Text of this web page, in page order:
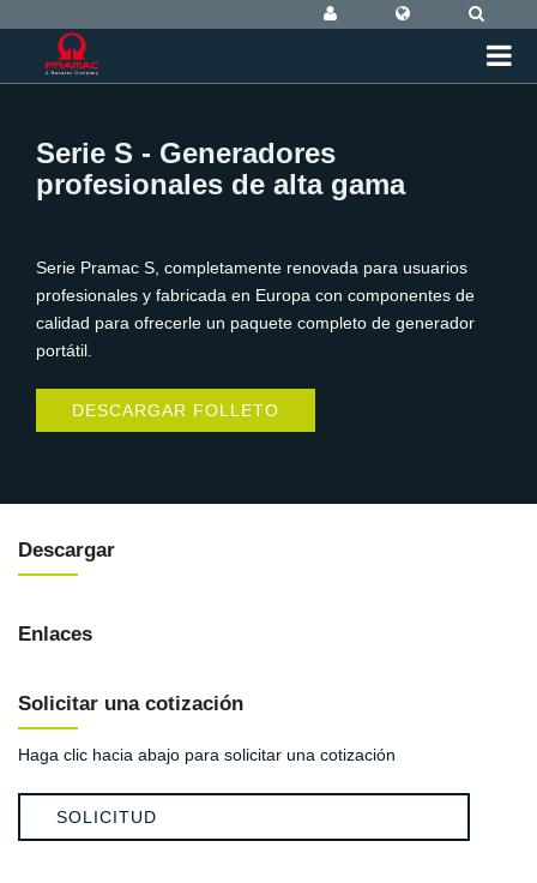
Serie S - Generadores
profesionales de alta gama
Serie Pramac S, completamente renovada para usuarios
profesionales y fabricada en Europa con componentes de
calidad para ofrecerle un paquete completo de generador
portátil.
DESCARGAR FOLLETO
Descargar
Enlaces
Solicitar una cotización
Haga clic hacia abajo para solicitar una cotización
SOLICITUD